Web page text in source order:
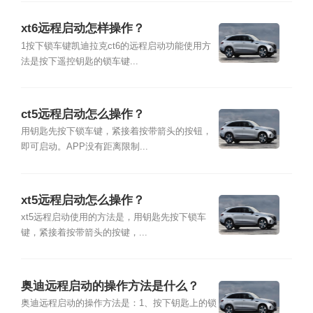
xt6远程启动怎样操作？
1按下锁车键凯迪拉克ct6的远程启动功能使用方
法是按下遥控钥匙的锁车键...
ct5远程启动怎么操作？
用钥匙先按下锁车键，紧接着按带箭头的按钮，
即可启动。APP没有距离限制...
xt5远程启动怎么操作？
xt5远程启动使用的方法是，用钥匙先按下锁车
键，紧接着按带箭头的按键，...
奥迪远程启动的操作方法是什么？
奥迪远程启动的操作方法是：1、按下钥匙上的锁